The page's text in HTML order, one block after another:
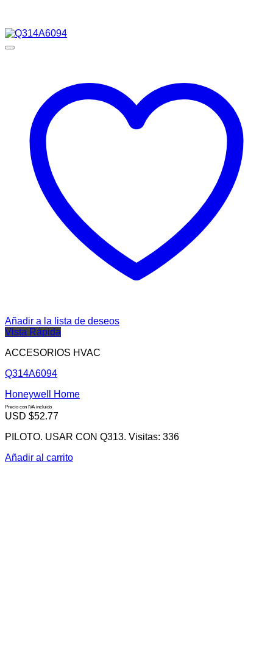
Añadir a la lista de deseos
Vista Rápida
ACCESORIOS HVAC
Q314A6094
Honeywell Home
Precio con IVA incluido
USD $52.77
PILOTO. USAR CON Q313. Visitas: 336
Añadir al carrito